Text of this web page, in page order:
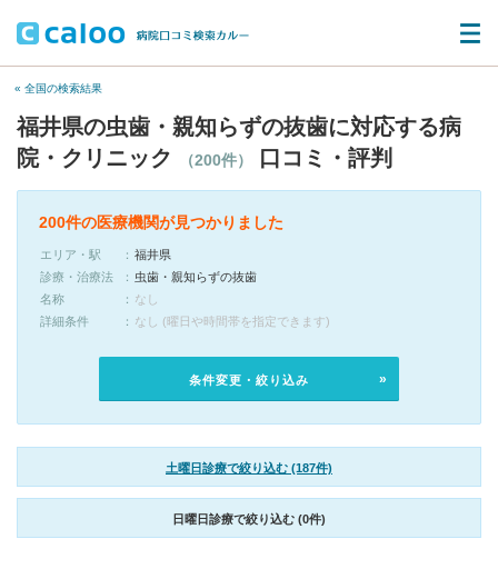
« 全国の検索結果
福井県の虫歯・親知らずの抜歯に対応する病
院・クリニック
（200件） 口コミ・評判
200件の医療機関が見つかりました
エリア・駅
福井県
診療・治療法
虫歯・親知らずの抜歯
名称
なし
詳細条件
なし (曜日や時間帯を指定できます)
条件変更・絞り込み
土曜日診療で絞り込む (187件)
日曜日診療で絞り込む (0件)